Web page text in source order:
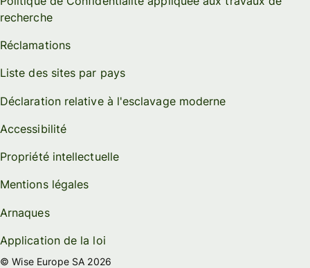
recherche
Réclamations
Liste des sites par pays
Déclaration relative à l'esclavage moderne
Accessibilité
Propriété intellectuelle
Mentions légales
Arnaques
Application de la loi
© Wise Europe SA 2026